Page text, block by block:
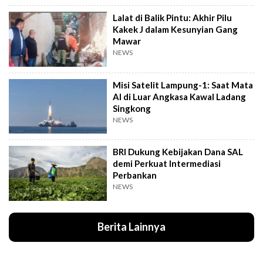
Lalat di Balik Pintu: Akhir Pilu
Kakek J dalam Kesunyian Gang
Mawar
NEWS
Misi Satelit Lampung-1: Saat Mata
AI di Luar Angkasa Kawal Ladang
Singkong
NEWS
BRI Dukung Kebijakan Dana SAL
demi Perkuat Intermediasi
Perbankan
NEWS
Berita Lainnya